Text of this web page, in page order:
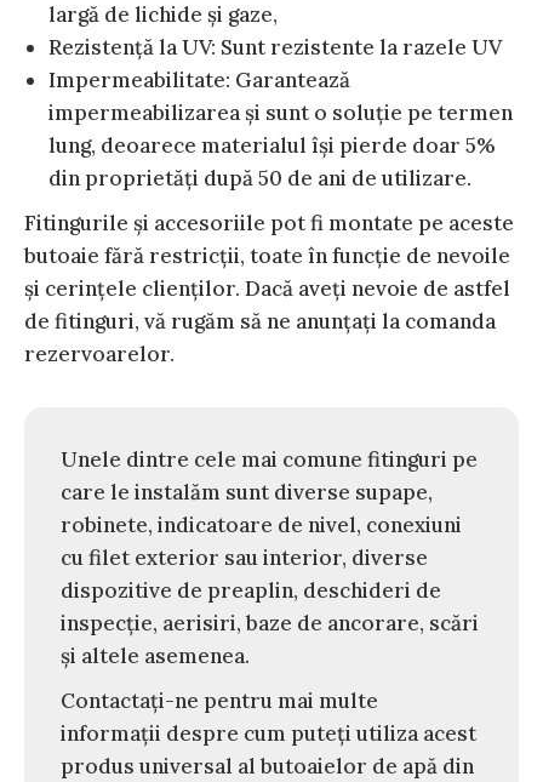
largă de lichide și gaze,
Rezistență la UV: Sunt rezistente la razele UV
Impermeabilitate: Garantează
impermeabilizarea și sunt o soluție pe termen
lung, deoarece materialul își pierde doar 5%
din proprietăți după 50 de ani de utilizare.
Fitingurile și accesoriile pot fi montate pe aceste
butoaie fără restricții, toate în funcție de nevoile
și cerințele clienților. Dacă aveți nevoie de astfel
de fitinguri, vă rugăm să ne anunțați la comanda
rezervoarelor.
Unele dintre cele mai comune fitinguri pe
care le instalăm sunt diverse supape,
robinete, indicatoare de nivel, conexiuni
cu filet exterior sau interior, diverse
dispozitive de preaplin, deschideri de
inspecție, aerisiri, baze de ancorare, scări
și altele asemenea.
Contactați-ne pentru mai multe
informații despre cum puteți utiliza acest
produs universal al butoaielor de apă din